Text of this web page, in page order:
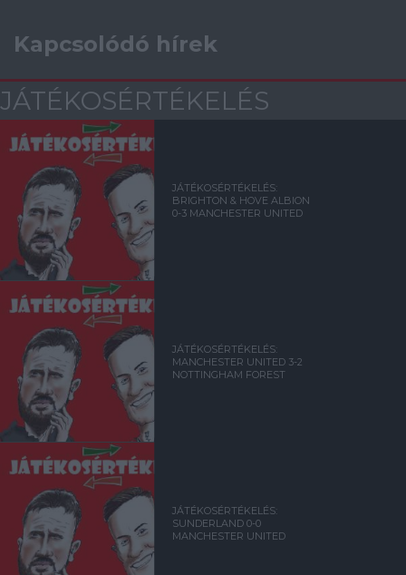
Kapcsolódó hírek
JÁTÉKOSÉRTÉKELÉS
JÁTÉKOSÉRTÉKELÉS:
BRIGHTON & HOVE ALBION
0-3 MANCHESTER UNITED
JÁTÉKOSÉRTÉKELÉS:
MANCHESTER UNITED 3-2
NOTTINGHAM FOREST
JÁTÉKOSÉRTÉKELÉS:
SUNDERLAND 0-0
MANCHESTER UNITED